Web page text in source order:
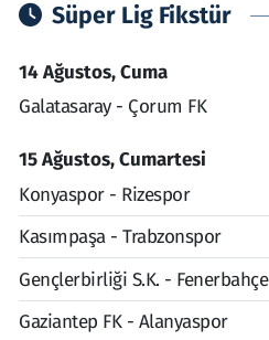
Süper Lig Fikstür
14 Ağustos, Cuma
Galatasaray - Çorum FK
15 Ağustos, Cumartesi
Konyaspor - Rizespor
Kasımpaşa - Trabzonspor
Gençlerbirliği S.K. - Fenerbahçe
Gaziantep FK - Alanyaspor